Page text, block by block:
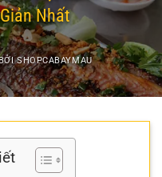
Nhất
SHOPCABAYMAU